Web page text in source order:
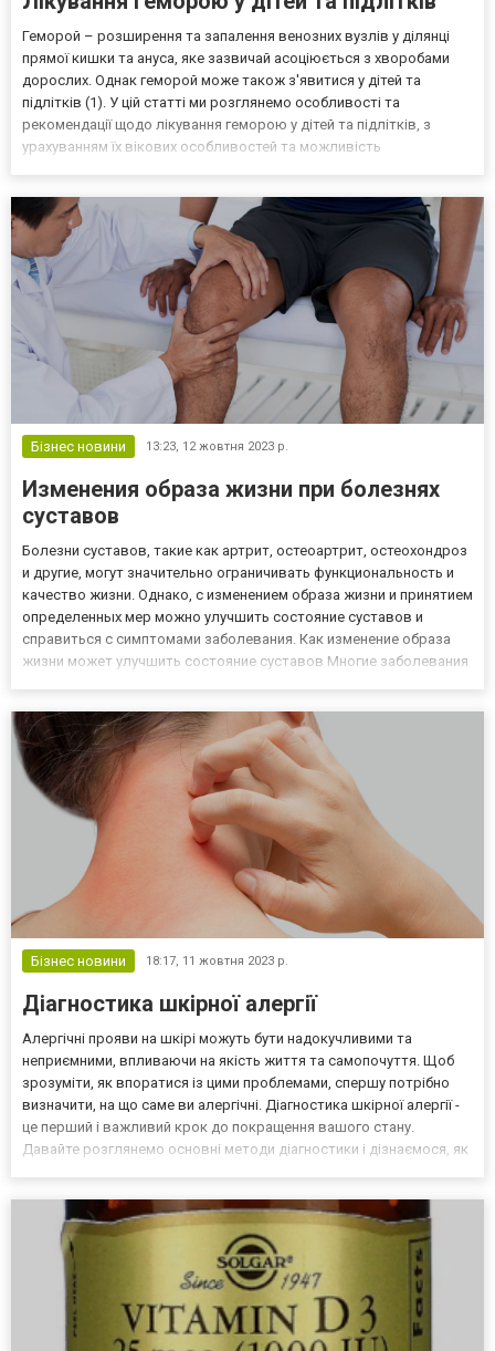
Геморой – розширення та запалення венозних вузлів у ділянці
прямої кишки та ануса, яке зазвичай асоціюється з хворобами
дорослих. Однак геморой може також з'явитися у дітей та
підлітків (1). У цій статті ми розглянемо особливості та
рекомендації щодо лікування геморою у дітей та підлітків, з
урахуванням їх вікових особливостей та можливість
Бізнес новини 13:23, 12 жовтня 2023 р.
Изменения образа жизни при болезнях
суставов
Болезни суставов, такие как артрит, остеоартрит, остеохондроз
и другие, могут значительно ограничивать функциональность и
качество жизни. Однако, с изменением образа жизни и принятием
определенных мер можно улучшить состояние суставов и
справиться с симптомами заболевания. Как изменение образа
жизни может улучшить состояние суставов Многие заболевания
Бізнес новини 18:17, 11 жовтня 2023 р.
Діагностика шкірної алергії
Алергічні прояви на шкірі можуть бути надокучливими та
неприємними, впливаючи на якість життя та самопочуття. Щоб
зрозуміти, як впоратися із цими проблемами, спершу потрібно
визначити, на що саме ви алергічні. Діагностика шкірної алергії -
це перший і важливий крок до покращення вашого стану.
Давайте розглянемо основні методи діагностики і дізнаємося, як